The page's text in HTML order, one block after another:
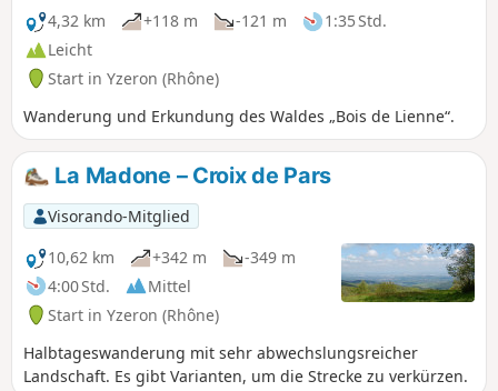
4,32 km +118 m -121 m
1:35 Std.
Leicht
Start in Yzeron (Rhône)
Wanderung und Erkundung des Waldes „Bois de Lienne“.
La Madone – Croix de Pars
Visorando-Mitglied
10,62 km
+342 m
-349 m
4:00 Std.
Mittel
Start in Yzeron (Rhône)
Halbtageswanderung mit sehr abwechslungsreicher
Landschaft. Es gibt Varianten, um die Strecke zu verkürzen.